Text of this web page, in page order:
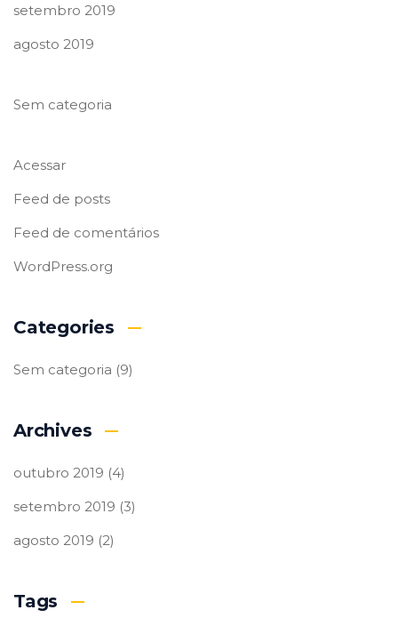
setembro 2019
agosto 2019
Sem categoria
Acessar
Feed de posts
Feed de comentários
WordPress.org
Categories
Sem categoria (9)
Archives
outubro 2019 (4)
setembro 2019 (3)
agosto 2019 (2)
Tags